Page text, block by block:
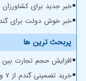
خبر جدید برای کشاورزان
خبر خوش دولت برای
پربحث ترین ها
افزایش حجم تجارت بین ایران و
خرید تضمینی گندم از ۷ و پنج دهم میلیون تن گذشت